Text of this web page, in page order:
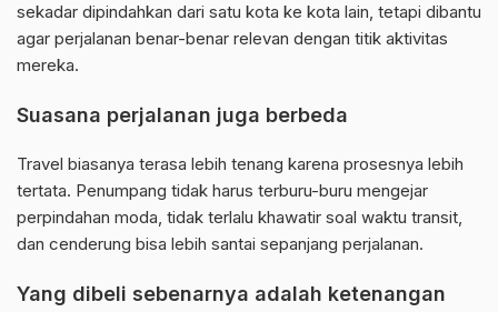
sekadar dipindahkan dari satu kota ke kota lain, tetapi dibantu
agar perjalanan benar-benar relevan dengan titik aktivitas
mereka.
Suasana perjalanan juga berbeda
Travel biasanya terasa lebih tenang karena prosesnya lebih
tertata. Penumpang tidak harus terburu-buru mengejar
perpindahan moda, tidak terlalu khawatir soal waktu transit,
dan cenderung bisa lebih santai sepanjang perjalanan.
Yang dibeli sebenarnya adalah ketenangan